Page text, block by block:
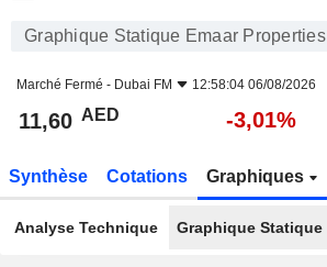
Graphique Statique Emaar Properties
Marché Fermé - Dubai FM 12:58:04 06/08/2026
11,60 AED -3,01%
Synthèse Cotations Graphiques
Analyse Technique Graphique Statique